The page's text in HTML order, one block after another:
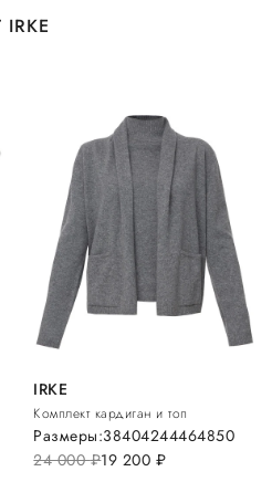
IRKE
Комплект кардиган и топ
24 000руб.19 200 руб.
Размеры:38404244464850